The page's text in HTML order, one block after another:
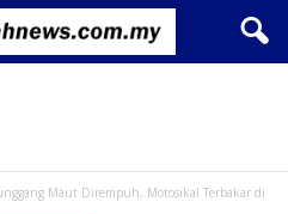
Maut Dirempuh, Motosikal Terbakar di